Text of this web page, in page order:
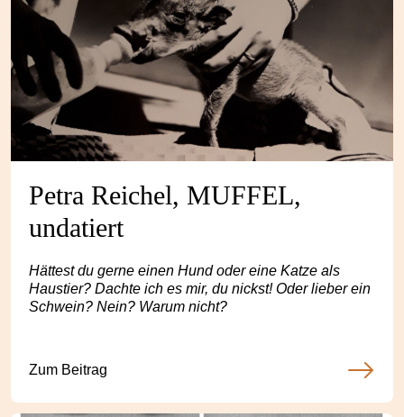
Petra Reichel, MUFFEL,
undatiert
Hättest du gerne einen Hund oder eine Katze als
Haustier? Dachte ich es mir, du nickst! Oder lieber ein
Schwein? Nein? Warum nicht?
Zum Beitrag